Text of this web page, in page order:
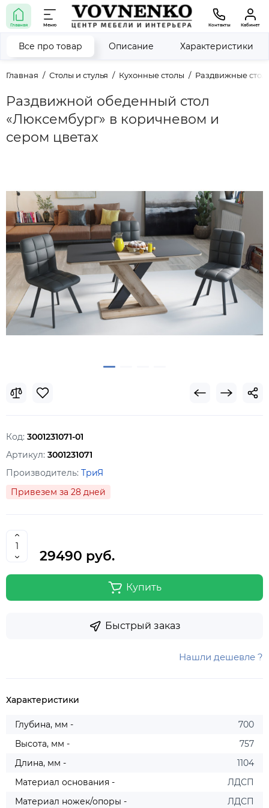
Главная Меню Контакты Кабинет
Главная Столы и стулья Кухонные столы Раздвижные
Раздвижной обеденный стол
«Люксембург» в коричневом и
сером цветах
Все про товар Описание Характеристики
Код: 3001231071-01
Артикул: 3001231071
Производитель: ТриЯ
Привезем за 28 дней
29490 руб.
Купить
Быстрый заказ
Нашли дешевле ?
Характеристики
Глубина, мм -
700
Высота, мм -
757
Длина, мм -
1104
Материал основания -
ЛДСП
Материал ножек/опоры -
ЛДСП